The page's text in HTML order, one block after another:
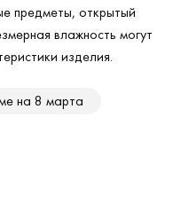
предметы, открытый
влажность могут
изделия.
на 8 марта